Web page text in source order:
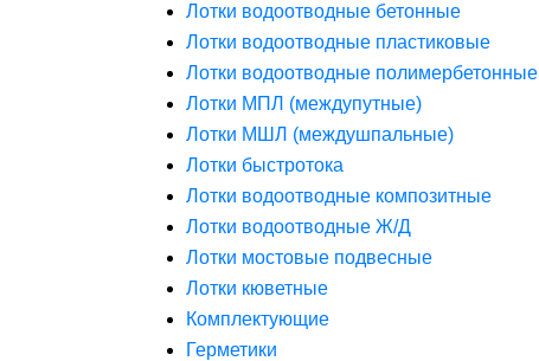
Лотки водоотводные бетонные
Лотки водоотводные пластиковые
Лотки водоотводные полимербетонные
Лотки МПЛ (междупутные)
Лотки МШЛ (междушпальные)
Лотки быстротока
Лотки водоотводные композитные
Лотки водоотводные Ж/Д
Лотки мостовые подвесные
Лотки кюветные
Комплектующие
Герметики